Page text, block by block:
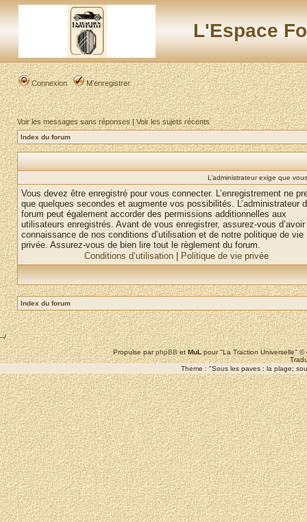
L'Espace
Connexion M’enregistrer
Voir les messages sans réponses|Voir les sujets récents
Index du forum
L’administrateur exige que
Vous devez être enregistré pour vous connecter. L’enregistrement ne
que quelques secondes et augmente vos possibilités. L’administrateur
forum peut également accorder des permissions additionnelles aux
utilisateurs enregistrés. Avant de vous enregistrer, assurez-vous
connaissance de nos conditions d’utilisation et de notre politique de vie
privée. Assurez-vous de bien lire tout le règlement du forum.
Conditions d’utilisation
Politique de vie privée
Index du forum
--/
Propulse parphpBBetMuLpour "La Traction Universelle"
Theme : "Sous les paves : la plage;